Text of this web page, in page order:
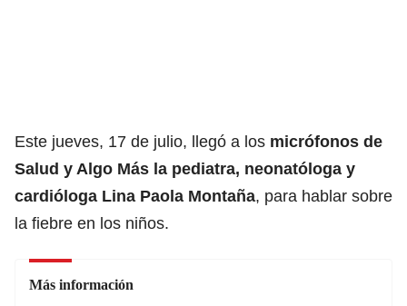
Este jueves, 17 de julio, llegó a los micrófonos de
Salud y Algo Más la pediatra, neonatóloga y
cardióloga Lina Paola Montaña, para hablar sobre
la fiebre en los niños.
Más información